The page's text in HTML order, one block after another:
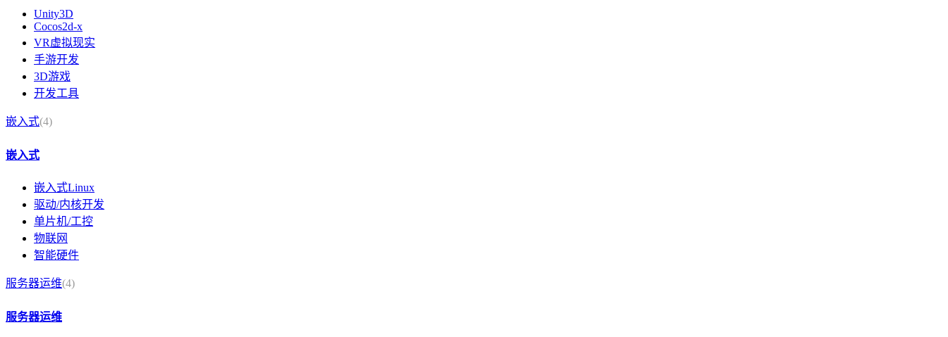
Unity3D
Cocos2d-x
VR虚拟现实
手游开发
3D游戏
开发工具
嵌入式(4)
嵌入式
嵌入式Linux
驱动/内核开发
单片机/工控
物联网
智能硬件
服务器运维(4)
服务器运维